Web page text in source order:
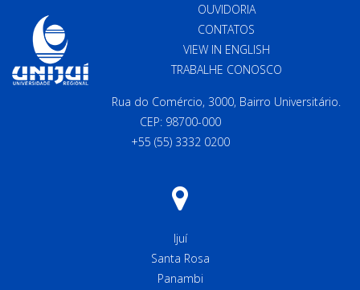
OUVIDORIA
CONTATOS
VIEW IN ENGLISH
TRABALHE CONOSCO
Rua do Comércio, 3000, Bairro Universitário.
CEP: 98700-000
+55 (55) 3332 0200
Ijuí
Santa Rosa
Panambi